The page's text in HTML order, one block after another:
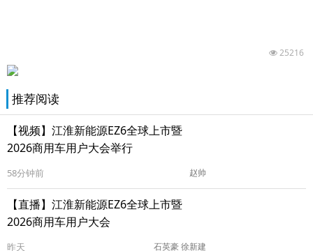
25216
推荐阅读
【视频】江淮新能源EZ6全球上市暨
2026商用车用户大会举行
58分钟前 赵帅
【直播】江淮新能源EZ6全球上市暨
2026商用车用户大会
昨天 石英豪 徐新建